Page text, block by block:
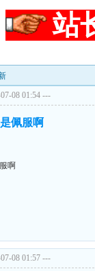
站
08 01:54 ---
佩服啊
啊
08 01:57 ---